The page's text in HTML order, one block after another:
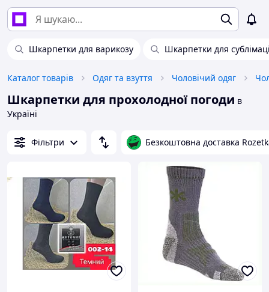
Шкарпетки для варикозу Шкарпетки для
Каталог товарів Одяг та взуття Чоловічий одяг
Шкарпетки для прохолодної погоди в
Україні
Фільтри Безкоштовна доставка